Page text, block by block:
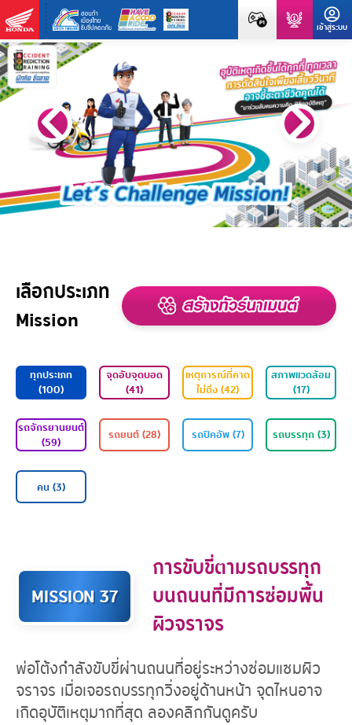
เลือกประเภท
Mission
ทุกประเภท
(100)
คน (3)
MISSION 37
การขับขี่ตามรถบรรทุก
บนถนนที่มีการซ่อมพื้น
ผิวจราจร
พ่อโต้งกำลังขับขี่ผ่านถนนที่อยู่ระหว่างซ่อมแซมผิว
จราจร เมื่อเจอรถบรรทุกวิ่งอยู่ด้านหน้า จุดไหนอาจ
เกิดอุบัติเหตุมากที่สุด ลองคลิกกันดูครับ